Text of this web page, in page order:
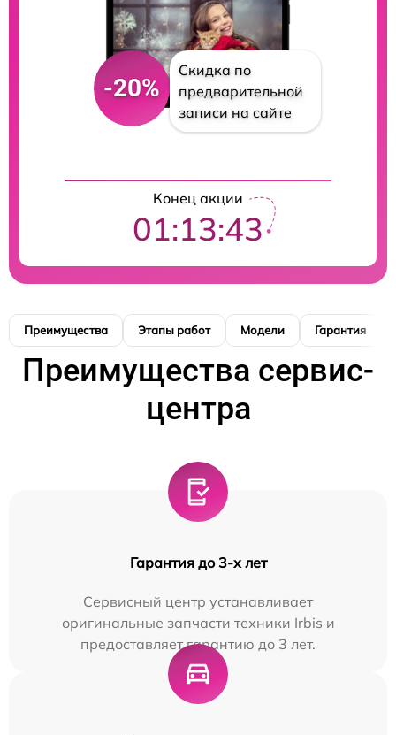
-20%
Скидка по
предварительной
записи на сайте
Конец акции
01:13:42
Преимущества Этапы работ Модели Гарантия
Преимущества сервис-
центра
Гарантия до 3-х лет
Сервисный центр устанавливает
оригинальные запчасти техники Irbis и
предоставляет гарантию до 3 лет.